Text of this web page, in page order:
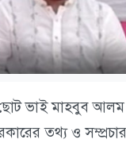
ছোট ভাই মাহবুব
তথ্য ও সম্প্রচার